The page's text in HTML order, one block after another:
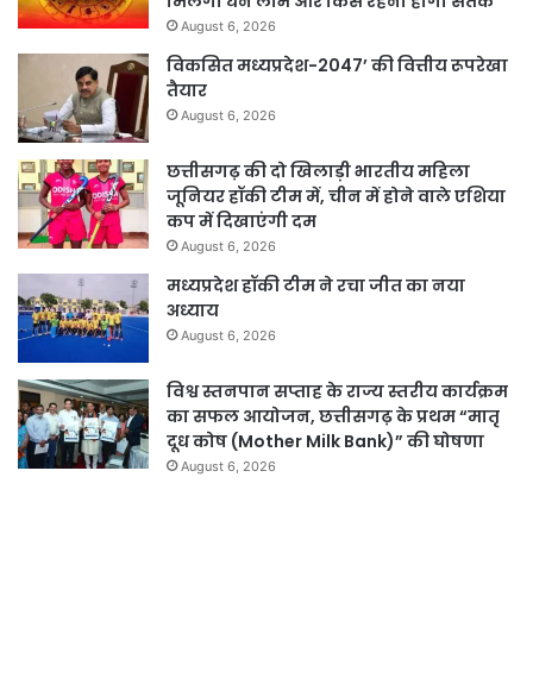
August 6, 2026
विकसित मध्यप्रदेश-2047’ की वित्तीय रूपरेखा
तैयार
August 6, 2026
छत्तीसगढ़ की दो खिलाड़ी भारतीय महिला
जूनियर हॉकी टीम में, चीन में होने वाले एशिया
कप में दिखाएंगी दम
August 6, 2026
मध्यप्रदेश हॉकी टीम ने रचा जीत का नया
अध्याय
August 6, 2026
विश्व स्तनपान सप्ताह के राज्य स्तरीय कार्यक्रम
का सफल आयोजन, छत्तीसगढ़ के प्रथम “मातृ
दूध कोष (Mother Milk Bank)” की घोषणा
August 6, 2026